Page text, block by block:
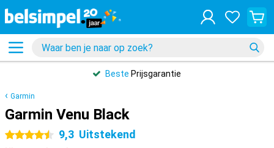
Beste Prijsgarantie
Garmin
Garmin Venu Black
4.5 sterren
9,3 Uitstekend